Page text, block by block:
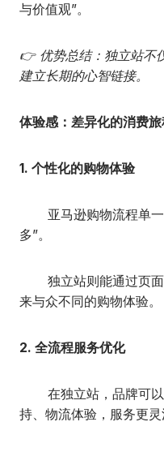
与价值观”。
👉 优势总结：独立站不
建立长期的心智链接。
体验感：差异化的消费
1. 个性化的购物体验
亚马逊购物流程单一
多”。
独立站则能通过页面
来与众不同的购物体验。
2. 全流程服务优化
在独立站，品牌可以
持、物流体验，服务更灵